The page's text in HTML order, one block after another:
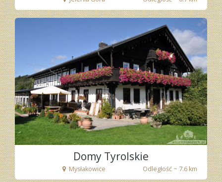
fot. Tenet
Domy Tyrolskie
Mysłakowice Odległość ~ 7.6 km